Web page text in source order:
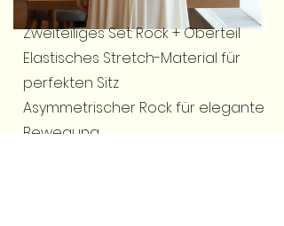
Zweiteiliges Set: Rock + Oberteil
Elastisches Stretch-Material für
perfekten Sitz
Asymmetrischer Rock für elegante
Bewegung